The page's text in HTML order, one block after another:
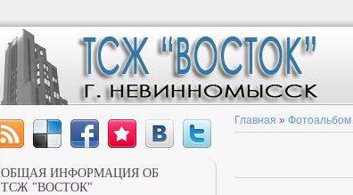
Главная » Фотоальбом
ОБЩАЯ ИНФОРМАЦИЯ ОБ
ТСЖ "ВОСТОК"